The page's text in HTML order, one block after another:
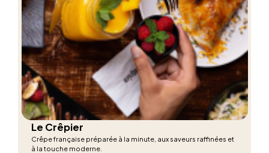
Le Crêpier
Crêpe française préparée à la minute, aux saveurs raffinées et
à la touche moderne.